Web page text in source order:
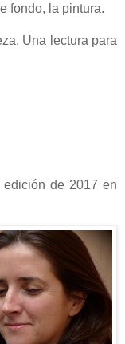
fondo, la pintura.
Una lectura para
de 2017 en